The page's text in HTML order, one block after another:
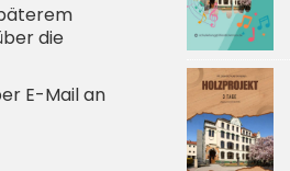
die
E-Mail an